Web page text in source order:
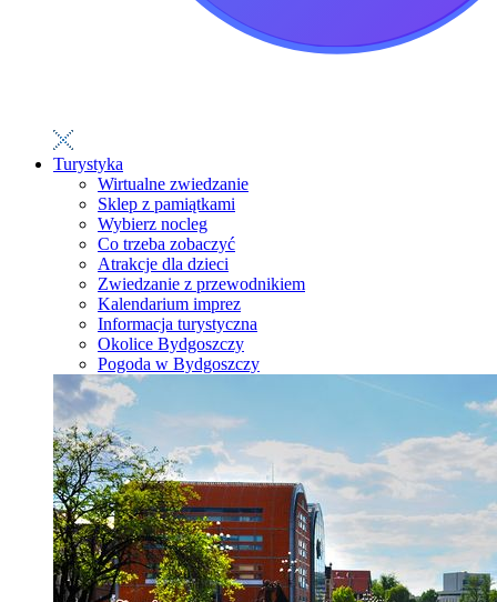
Turystyka
Wirtualne zwiedzanie
Sklep z pamiątkami
Wybierz nocleg
Co trzeba zobaczyć
Atrakcje dla dzieci
Zwiedzanie z przewodnikiem
Kalendarium imprez
Informacja turystyczna
Okolice Bydgoszczy
Pogoda w Bydgoszczy